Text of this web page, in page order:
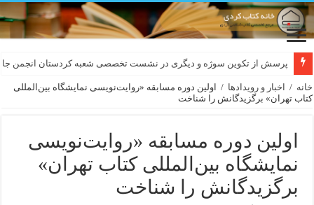
پرسش از تکوین سوژه و دیگری در نشست تخصصی شعبه کردستان انجمن
لەسەر کێشی ڕوباعی و به نەغمەی قەڵەمی «ئالی»
خانه / اخبار و رویدادها /
اولین دوره مسابقه «روایت‌نویسی نمایشگاه بین‌المللی
کتاب تهران» برگزیدگانش را شناخت
اولین دوره مسابقه «روایت‌نویسی
نمایشگاه بین‌المللی کتاب تهران»
برگزیدگانش را شناخت